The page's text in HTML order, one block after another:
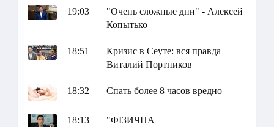
19:03
"Очень сложные дни" - Алексей
Копытько
18:51
Кризис в Сеуте: вся правда |
Виталий Портников
18:32 Спать более 8 часов вредно
18:13
"ФІЗИЧНА